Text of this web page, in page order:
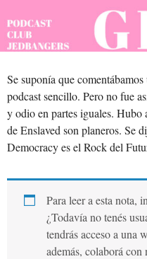
Se suponía que
podcast sencillo. Pero no fue
y odio en partes iguales. Hubo
de Enslaved son planeros. Se
Democracy es el Rock del
Para leer a esta nota,
¿Todavía no tenés
tendrás acceso a una
además, colaborá con